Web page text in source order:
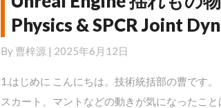
ー
シ
Engine
揺
れ
も
の
Physics & SPCR Joint
By曹梓源 | 2025年6月12日
1.はじめに こんにちは。技術統括部の曹です
スカート、マントなどの動きが気になったこ